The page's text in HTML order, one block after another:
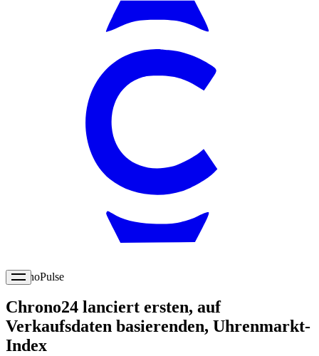
ChronoPulse
Chrono24 lanciert ersten, auf
Verkaufsdaten basierenden, Uhrenmarkt-
Index